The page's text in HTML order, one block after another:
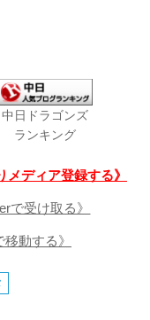
中日ドラゴンズ
ランキング
メディア登録する》
で受け取る》
動する》